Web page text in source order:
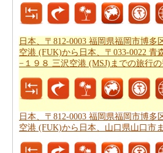
があります。
のために必要な飛行時間を知りた
なたは日本、〒812-0003 福岡県
浦郡新上五島町友住郷７４４ 上
を得ることができます。
あなたは道路で旅行すると停止点
可能性を知りたいことを決定し
日本、〒812-0003 福岡県福岡市博多
空港 (FUK)から日本、〒033-0022 青
−１９８ 三沢空港 (MSJ)までの旅行の
日本、〒812-0003 福岡県福岡市博多
空港 (FUK)から日本、山口県山口市